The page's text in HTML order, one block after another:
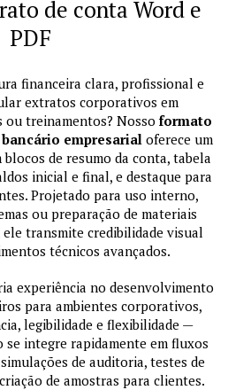
de conta Word e
PDF
financeira clara, profissional e
extratos corporativos em
treinamentos? Nosso formato
empresarial oferece um
de resumo da conta, tabela
inicial e final, e destaque para
Projetado para uso interno,
ou preparação de materiais
transmite credibilidade visual
técnicos avançados.
experiência no desenvolvimento
para ambientes corporativos,
legibilidade e flexibilidade —
integre rapidamente em fluxos
de auditoria, testes de
de amostras para clientes.